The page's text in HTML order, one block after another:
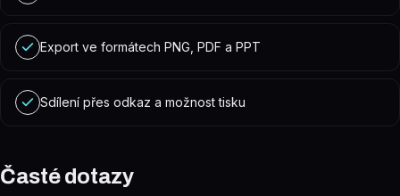
Export ve formátech PNG, PDF a PPT
Sdílení přes odkaz a možnost tisku
Časté dotazy